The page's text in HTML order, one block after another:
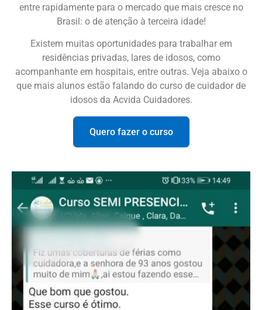
entre rapidamente para o mercado que mais cresce no
Brasil: o de atenção à terceira idade!
Existem muitas oportunidades para trabalhar em
residências privadas, lares de idosos, como
acompanhante em hospitais, entre outras. Veja abaixo o
que mais alunos estão falando do curso de cuidador de
idosos da Acvida Cuidadores.
Quero fazer o curso